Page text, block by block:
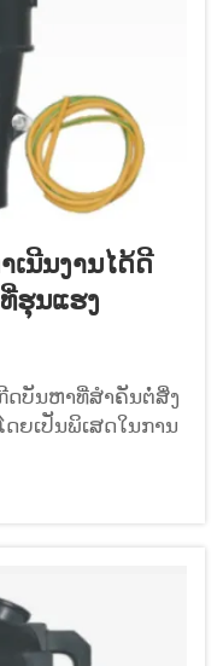
ເນີນງານໄດ້ດີ
ຮຸນແຮງ
ດບັນຫາທີ່ສຳຄັນຕໍ່ສິ່ງ
ຍເປັນພິເສດໃນການ
ພະລັງງານໄຟຟ້າ
ແທນເປັນ
ນ...